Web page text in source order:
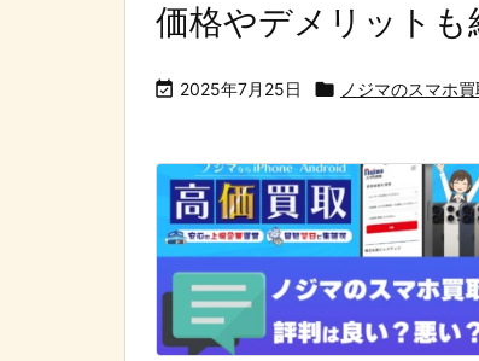
価格やデメリットも
 2025年7月25日  ノジマのスマホ買